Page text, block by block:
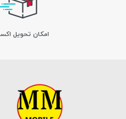
اﻣﮑﺎن ﺗﺤﻮﯾﻞ